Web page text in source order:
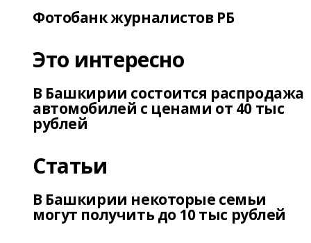
Фотобанк журналистов РБ
Это интересно
В Башкирии состоится распродажа
автомобилей с ценами от 40 тыс
рублей
Статьи
В Башкирии некоторые семьи
могут получить до 10 тыс рублей